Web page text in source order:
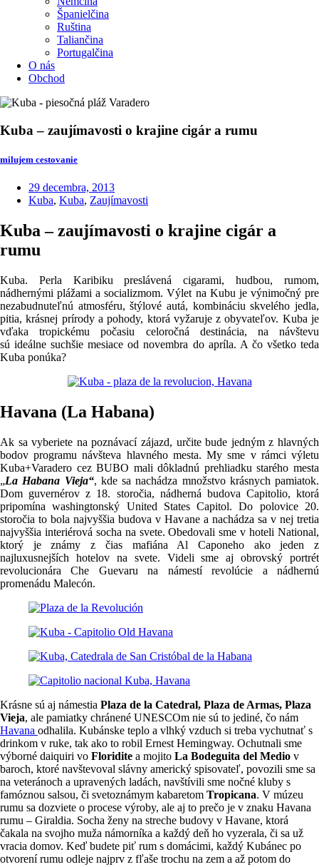
Španielčina
Ruština
Taliančina
Portugalčina
O nás
Obchod
Kuba – zaujímavosti o krajine cigár a rumu
milujem cestovanie
29 decembra, 2013
Kuba, Kuba, Zaujímavosti
Kuba – zaujímavosti o krajine cigár a
rumu
Kuba. Perla Karibiku preslávená cigarami, hudbou, rumom,
nádhernými plážami a socializmom. Výlet na Kubu je výnimočný pre
nezabudnuteľnú atmosféru, štýlové autá, kombináciu skvelého jedla,
pitia, krásnej prírody a pohody, ktorá vyžaruje z obyvateľov. Kuba je
vďaka tropickému počasiu celoročná destinácia, na návštevu
sú ideálne suchšie mesiace od novembra do apríla. A čo všetko teda
Kuba ponúka?
Havana (La Habana)
Ak sa vyberiete na poznávací zájazd, určite bude jedným z hlavných
bodov programu návšteva hlavného mesta. My sme v rámci výletu
Kuba+Varadero cez BUBO mali dôkladnú prehliadku starého mesta
„La Habana Vieja“, kde sa nachádza množstvo krásnych pamiatok.
Dom guvernérov z 18. storočia, nádherná budova Capitolio, ktorá
pripomína washingtonský United States Capitol. Do polovice 20.
storočia to bola najvyššia budova v Havane a nachádza sa v nej tretia
najvyššia interiérová socha na svete. Obedovali sme v hoteli National,
ktorý je známy z čias mafiána Al Caponeho ako jeden z
najluxusnejších hotelov na svete. Videli sme aj obrovský portrét
revolucionára Che Guevaru na námestí revolúcie a nádhernú
promenádu Malecón.
Krásne sú aj námestia Plaza de la Catedral, Plaza de Armas, Plaza
Vieja, ale pamiatky chránené UNESCOm nie sú to jediné, čo nám
Havana odhalila. Kubánske teplo a vlhký vzduch si treba vychutnať s
drinkom v ruke, tak ako to robil Ernest Hemingway. Ochutnali sme
výborné daiquiri vo Floridite a mojito La Bodeguita del Medio v
baroch, ktoré navštevoval slávny americký spisovateľ, povozili sme sa
na veteránoch a upravených ladách, navštívili sme nočné kluby s
famóznou salsou, či svetoznámym kabaretom Tropicana. V múzeu
rumu sa dozviete o procese výroby, ale aj to prečo je v znaku Havana
rumu – Giraldia. Socha ženy na streche budovy v Havane, ktorá
čakala na svojho muža námorníka a každý deň ho vyzerala, či sa už
vracia domov. Keď budete piť rum s domácimi, každý Kubánec po
otvorení rumu odleje najprv z fľaše trochu na zem a až potom do